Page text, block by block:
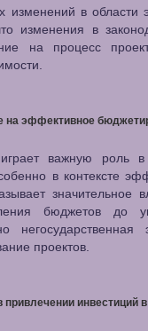
изменений в области
изменения в
на процесс
на эффективное
важную роль
в контексте
значительное
бюджетов до
проектов.
привлечении инвестиций в